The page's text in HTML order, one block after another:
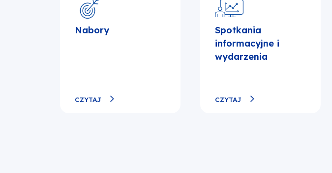
Nabory
CZYTAJ
Spotkania
informacyjne i
wydarzenia
CZYTAJ